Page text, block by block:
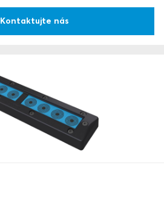
Kontaktujte nás